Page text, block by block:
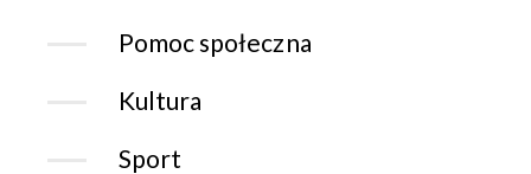
Pomoc społeczna
Kultura
Sport